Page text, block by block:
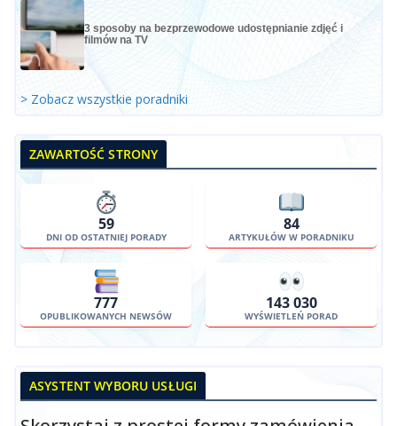
3 sposoby na bezprzewodowe udostępnianie zdjęć i
filmów na TV
> Zobacz wszystkie poradniki
ZAWARTOŚĆ STRONY
59
DNI OD OSTATNIEJ PORADY
84
ARTYKUŁÓW W PORADNIKU
777
OPUBLIKOWANYCH NEWSÓW
143 030
WYŚWIETLEŃ PORAD
ASYSTENT WYBORU USŁUGI